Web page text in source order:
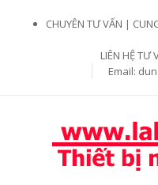
CHUYÊN TƯ VẤN |
LIÊN HỆ TƯ
Email: